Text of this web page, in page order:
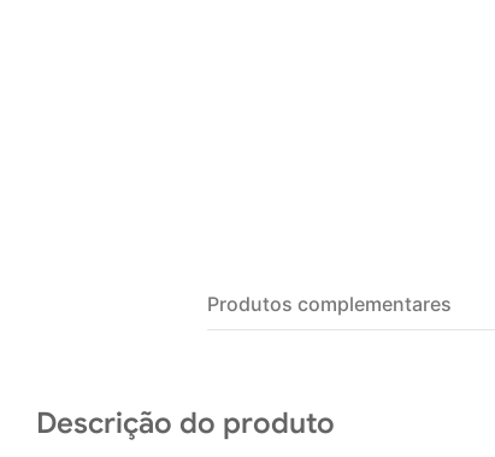
Produtos complementares
Descrição do produto